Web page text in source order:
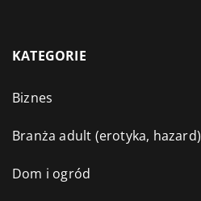
KATEGORIE
Biznes
Branża adult (erotyka, hazard)
Dom i ogród